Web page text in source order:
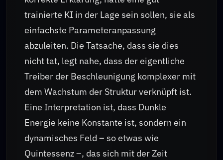
trainierte KI in der Lage sein sollen, sie als
einfachste Parameteranpassung
abzuleiten. Die Tatsache, dass sie dies
nicht tat, legt nahe, dass der eigentliche
Treiber der Beschleunigung komplexer mit
dem Wachstum der Struktur verknüpft ist.
Eine Interpretation ist, dass Dunkle
Energie keine Konstante ist, sondern ein
dynamisches Feld – so etwas wie
Quintessenz –, das sich mit der Zeit